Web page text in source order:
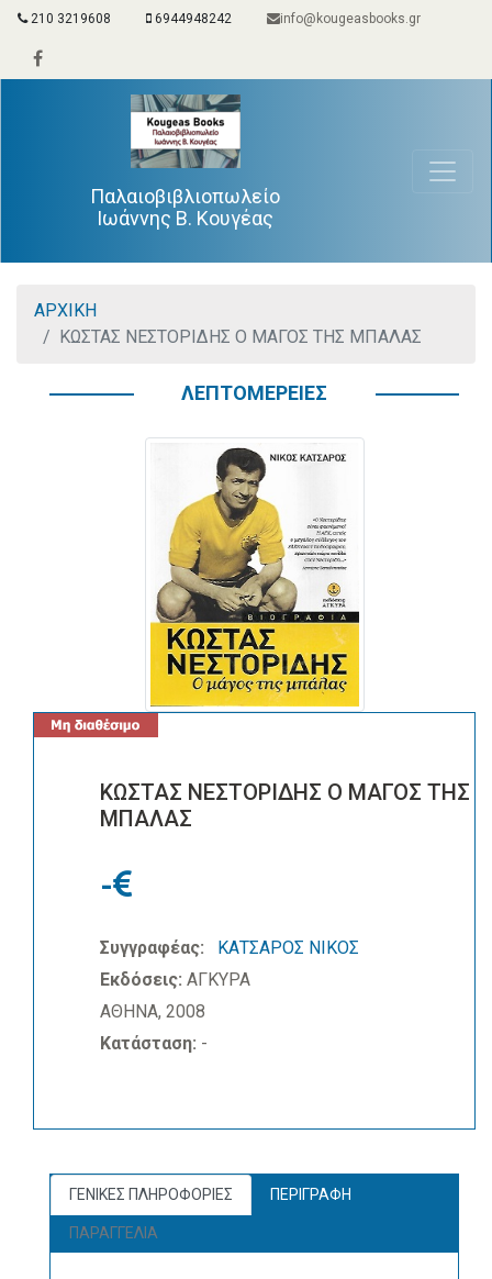
210 3219608 6944948242 info@kougeasbooks.gr
Παλαιοβιβλιοπωλείο
Ιωάννης Β. Κουγέας
ΑΡΧΙΚΗ
ΚΩΣΤΑΣ ΝΕΣΤΟΡΙΔΗΣ Ο ΜΑΓΟΣ ΤΗΣ ΜΠΑΛΑΣ
ΛΕΠΤΟΜΕΡΕΙΕΣ
ΚΩΣΤΑΣ ΝΕΣΤΟΡΙΔΗΣ Ο ΜΑΓΟΣ ΤΗΣ
ΜΠΑΛΑΣ
-
Συγγραφέας:
ΚΑΤΣΑΡΟΣ ΝΙΚΟΣ
Εκδόσεις: ΑΓΚΥΡΑ
ΑΘΗΝΑ, 2008
Κατάσταση: -
ΓΕΝΙΚΕΣ ΠΛΗΡΟΦΟΡΙΕΣ ΠΕΡΙΓΡΑΦΗ
ΠΑΡΑΓΓΕΛΙΑ